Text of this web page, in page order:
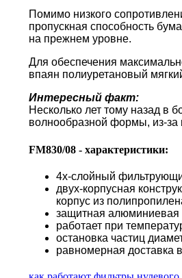
Помимо низкого
пропускная способность
на прежнем уровне.
Для обеспечения
впаян полиуретановый
Интересный факт:
Несколько лет тому назад в
волнообразной формы, из-за
FM830/08 - характеристики:
4х-слойный
двух-корпусная
корпус из
защитная алюминиевая
работает при
остановка частиц
равномерная доставка